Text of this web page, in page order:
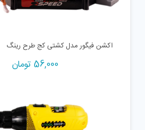
اکشن فیگور مدل کشتی کج طرح رینگ
56,000 تومان